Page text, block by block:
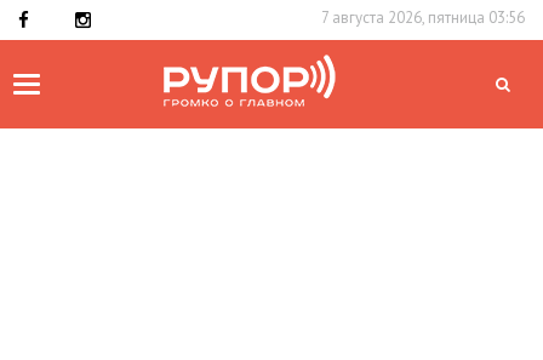
7 августа 2026, пятница 03:56
Toggle